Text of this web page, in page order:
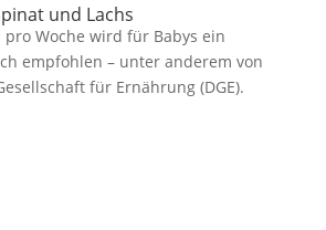
und Lachs
pro Woche wird für Babys ein
empfohlen – unter anderem von
für Ernährung (DGE).